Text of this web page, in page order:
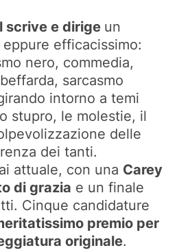
scrive e dirige un
efficacissimo:
nero, commedia,
sarcasmo
intorno a temi
stupro, le molestie, il
delle
dei tanti.
attuale, con una Carey
di grazia e un finale
Cinque candidature
premio per
originale.